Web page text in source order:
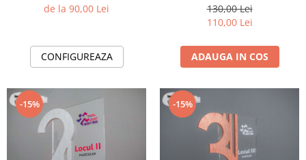
de la 90,00 Lei
CONFIGUREAZA
130,00 Lei
110,00 Lei
ADAUGA IN COS
-15% -15%